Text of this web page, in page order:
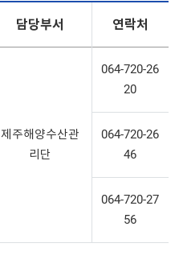
담당부서 연락처
제주해양수산관
리단
064-720-26
20
064-720-26
46
064-720-27
56